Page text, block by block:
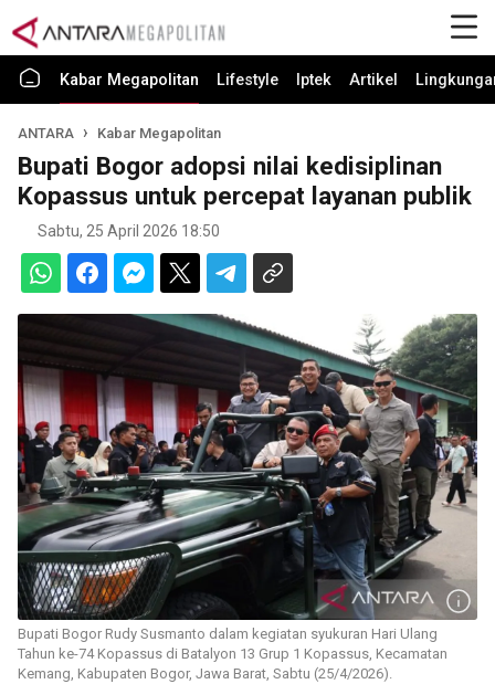
Kabar Megapolitan Lifestyle Iptek Artikel
ANTARA Kabar Megapolitan
Bupati Bogor adopsi nilai kedisiplinan
Kopassus untuk percepat layanan publik
Sabtu, 25 April 2026 18:50
Bupati Bogor Rudy Susmanto dalam kegiatan syukuran Hari Ulang
Tahun ke-74 Kopassus di Batalyon 13 Grup 1 Kopassus, Kecamatan
Kemang, Kabupaten Bogor, Jawa Barat, Sabtu (25/4/2026).